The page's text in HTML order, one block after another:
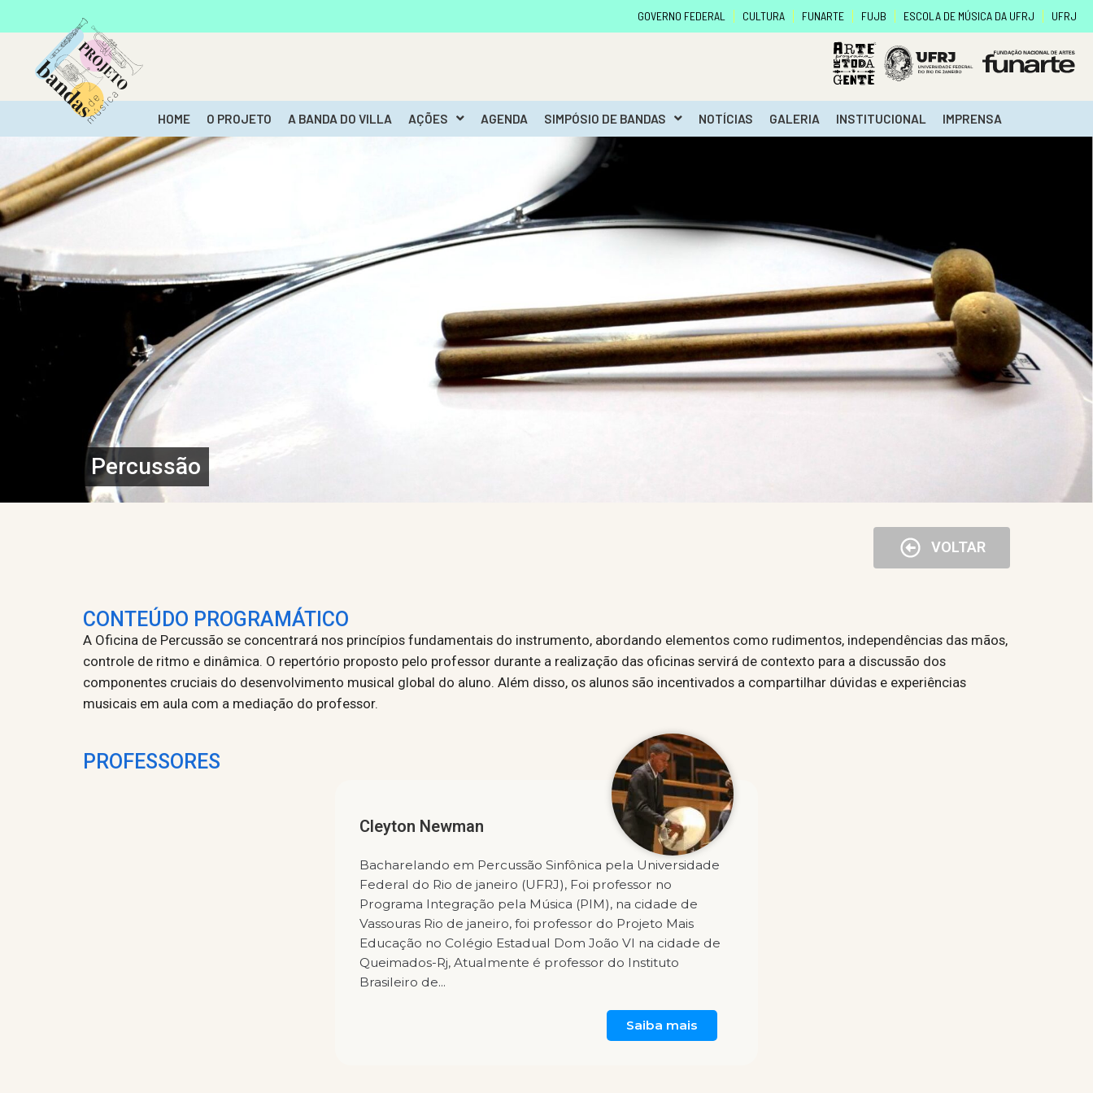
GOVERNO FEDERAL CULTURA FUNARTE FUJB ESCOLA DE MÚSICA DA UFRJ UFRJ
HOME O PROJETO A BANDA DO VILLA AÇÕES AGENDA SIMPÓSIO DE BANDAS NOTÍCIAS GALERIA INSTITUCIONAL IMPRENSA
Percussão
VOLTAR
CONTEÚDO PROGRAMÁTICO
A Oficina de Percussão se concentrará nos princípios fundamentais do instrumento, abordando elementos como rudimentos, independências das mãos,
controle de ritmo e dinâmica. O repertório proposto pelo professor durante a realização das oficinas servirá de contexto para a discussão dos
componentes cruciais do desenvolvimento musical global do aluno. Além disso, os alunos são incentivados a compartilhar dúvidas e experiências
musicais em aula com a mediação do professor.
PROFESSORES
Cleyton Newman
Bacharelando em Percussão Sinfônica pela Universidade
Federal do Rio de janeiro (UFRJ), Foi professor no
Programa Integração pela Música (PIM), na cidade de
Vassouras Rio de janeiro, foi professor do Projeto Mais
Educação no Colégio Estadual Dom João VI na cidade de
Queimados-Rj, Atualmente é professor do Instituto
Brasileiro de...
Saiba mais